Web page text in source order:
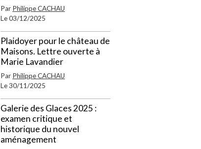
Par Philippe CACHAU
Le 03/12/2025
Plaidoyer pour le château de
Maisons. Lettre ouverte à
Marie Lavandier
Par Philippe CACHAU
Le 30/11/2025
Galerie des Glaces 2025 :
examen critique et
historique du nouvel
aménagement